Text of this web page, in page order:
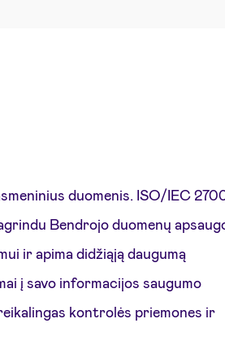
duomenis. ISO/IEC
Bendrojo duomenų
ir apima didžiąją daugumą
į savo informacijos saugumo
kontrolės priemones ir